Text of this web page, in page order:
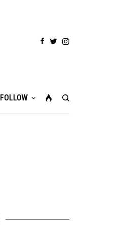
FOLLOW